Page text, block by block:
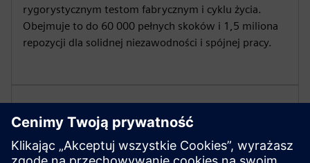
rygorystycznym testom fabrycznym i cyklu życia.
Obejmuje to do 60 000 pełnych skoków i 1,5 miliona
repozycji dla solidnej niezawodności i spójnej pracy.
Precyzyjna kontrola przepływu
Nasze zawory kulowe zapewniają dokładną kontrolę